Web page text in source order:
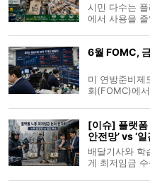
시민 다수는
에서 사용을
겨 판매되고,
6월 FOMC,
미 연방준비제
회(FOMC)에
멈췄지만 인하
국제금융센터
[이슈] 플랫폼
안전망’ vs ‘
배달기사와 학
게 최저임금